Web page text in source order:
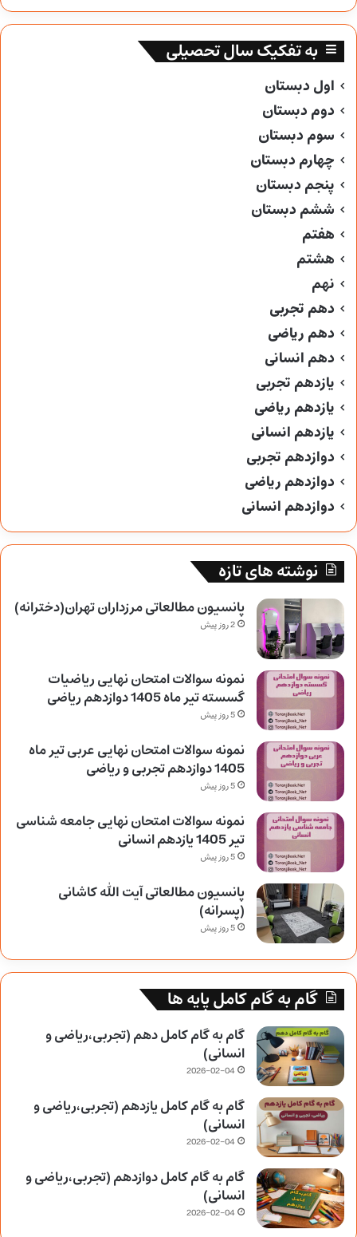
به تفکیک سال تحصیلی
اول دبستان
دوم دبستان
سوم دبستان
چهارم دبستان
پنجم دبستان
ششم دبستان
هفتم
هشتم
نهم
دهم تجربی
دهم ریاضی
دهم انسانی
یازدهم تجربی
یازدهم ریاضی
یازدهم انسانی
دوازدهم تجربی
دوازدهم ریاضی
دوازدهم انسانی
نوشته های تازه
پانسیون مطالعاتی مرزداران تهران(دخترانه)
2 روز پیش
نمونه سوالات امتحان نهایی ریاضیات
گسسته تیر ماه 1405 دوازدهم ریاضی
5 روز پیش
نمونه سوالات امتحان نهایی عربی تیر ماه
1405 دوازدهم تجربی و ریاضی
5 روز پیش
نمونه سوالات امتحان نهایی جامعه شناسی
تیر 1405 یازدهم انسانی
5 روز پیش
پانسیون مطالعاتی آیت الله کاشانی
(پسرانه)
5 روز پیش
گام به گام کامل پایه ها
گام به گام کامل دهم (تجربی،ریاضی و
انسانی)
2026-02-04
گام به گام کامل یازدهم (تجربی،ریاضی و
انسانی)
2026-02-04
گام به گام کامل دوازدهم (تجربی،ریاضی و
انسانی)
2026-02-04